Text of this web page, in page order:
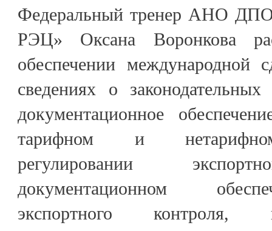
Федеральный тренер АНО
РЭЦ» Оксана Воронкова
обеспечении международной
сведениях о
документационное
тарифном и нетарифном
регулировании
документационном
экспортного контроля,